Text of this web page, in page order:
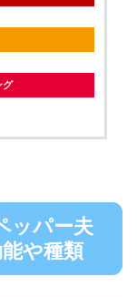
グ
ッパー夫
や種類